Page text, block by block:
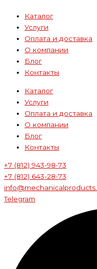
Каталог
Услуги
Оплата и доставка
О компании
Блог
Контакты
Каталог
Услуги
Оплата и доставка
О компании
Блог
Контакты
+7 (812) 943-98-73
+7 (812) 643-28-73
Telegram